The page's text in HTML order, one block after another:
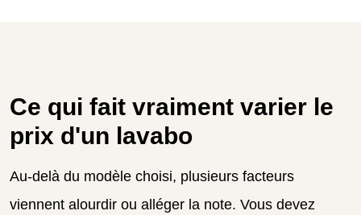
Ce qui fait vraiment varier le
prix d'un lavabo
Au-delà du modèle choisi, plusieurs facteurs
viennent alourdir ou alléger la note. Vous devez